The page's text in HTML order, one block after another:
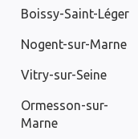
Boissy-Saint-Léger
Nogent-sur-Marne
Vitry-sur-Seine
Ormesson-sur-
Marne